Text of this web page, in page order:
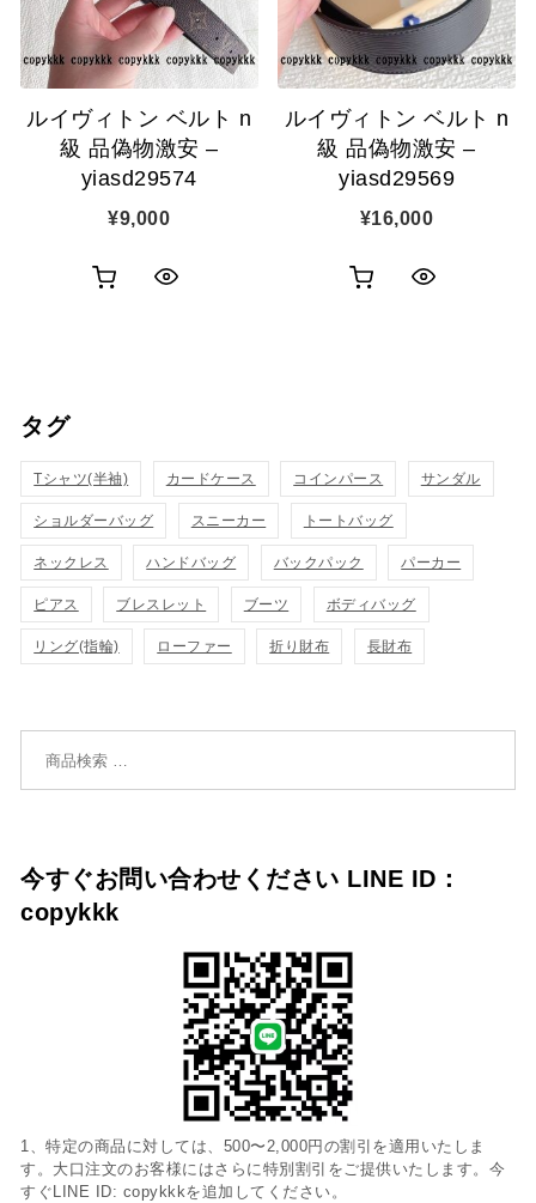
ルイヴィトン ベルト n
級 品偽物激安 –
yiasd29574
¥9,000
ルイヴィトン ベルト n
級 品偽物激安 –
yiasd29569
¥16,000
タグ
Tシャツ(半袖) カードケース コインパース サンダル
ショルダーバッグ スニーカー トートバッグ
ネックレス ハンドバッグ バックパック パーカー
ピアス ブレスレット ブーツ ボディバッグ
リング(指輪) ローファー 折り財布 長財布
今すぐお問い合わせください LINE ID：
copykkk
1、特定の商品に対しては、500〜2,000円の割引を適用いたしま
す。大口注文のお客様にはさらに特別割引をご提供いたします。今
すぐLINE ID: copykkkを追加してください。